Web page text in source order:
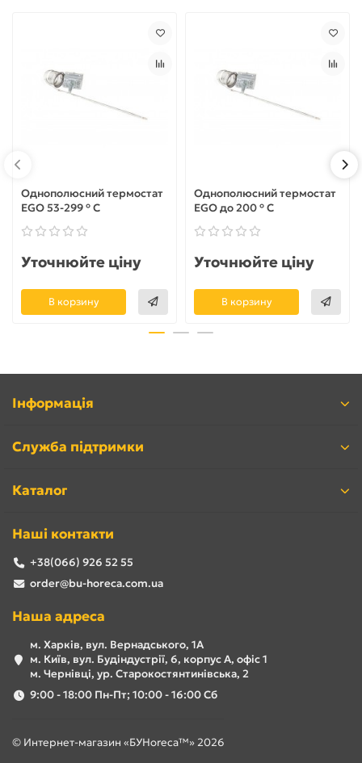
Однополюсний термостат
EGO 53-299 ° С
Уточнюйте ціну
В корзину
Однополюсний термостат
EGO до 200 ° С
Уточнюйте ціну
В корзину
Інформація
Служба підтримки
Каталог
Наші контакти
+38(066) 926 52 55
order@bu-horeca.com.ua
Наша адреса
м. Харків, вул. Вернадського, 1А
м. Київ, вул. Будіндустрії, 6, корпус А, офіс 1
м. Чернівці, ур. Старокостянтинівська, 2
9:00 - 18:00 Пн-Пт; 10:00 - 16:00 Сб
© Интернет-магазин «БУHoreca™» 2026